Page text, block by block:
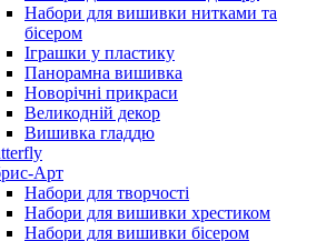
Набори для вишивки нитками та
бісером
Іграшки у пластику
Панорамна вишивка
Новорічні прикраси
Великодній декор
Вишивка гладдю
Арт
Набори для творчості
Набори для вишивки хрестиком
Набори для вишивки бісером